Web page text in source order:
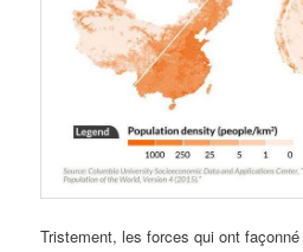
Tristement, les forces qui ont